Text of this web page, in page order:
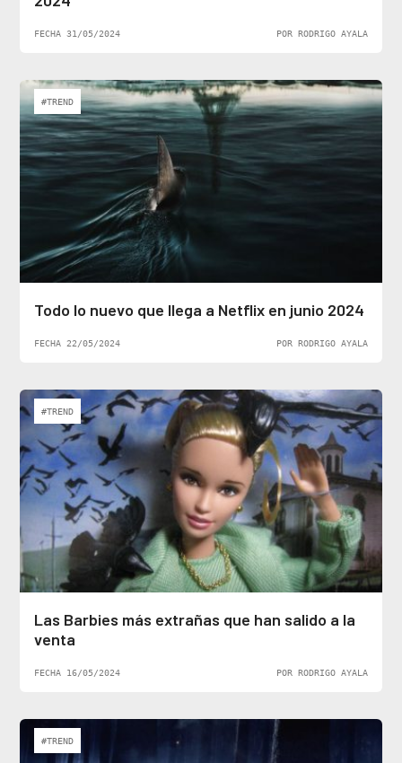
FECHA 31/05/2024 POR RODRIGO AYALA
#TREND
Todo lo nuevo que llega a Netflix en junio 2024
FECHA 22/05/2024 POR RODRIGO AYALA
#TREND
Las Barbies más extrañas que han salido a la
venta
FECHA 16/05/2024 POR RODRIGO AYALA
#TREND